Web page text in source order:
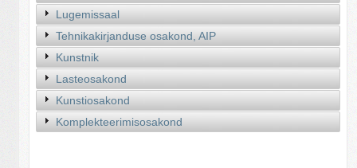
Lugemissaal
Tehnikakirjanduse osakond, AIP
Kunstnik
Lasteosakond
Kunstiosakond
Komplekteerimisosakond